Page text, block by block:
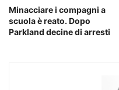
Minacciare i compagni a
scuola è reato. Dopo
Parkland decine di arresti